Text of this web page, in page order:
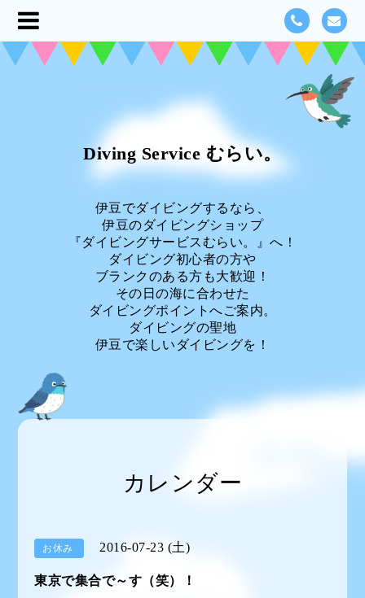
Diving Service むらい。
伊豆でダイビングするなら、
伊豆のダイビングショップ
『ダイビングサービスむらい。』へ！
ダイビング初心者の方や
ブランクのある方も大歓迎！
その日の海に合わせた
ダイビングポイントへご案内。
ダイビングの聖地
伊豆で楽しいダイビングを！
カレンダー
お休み 2016-07-23 (土)
東京で集合で～す（笑）！